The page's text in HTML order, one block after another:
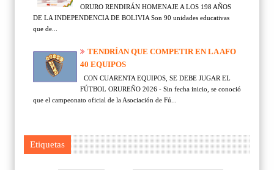
ORURO RENDIRÁN HOMENAJE A LOS 198 AÑOS
DE LA INDEPENDENCIA DE BOLIVIA Son 90 unidades educativas
que de...
TENDRÍAN QUE COMPETIR EN LA AFO
40 EQUIPOS
CON CUARENTA EQUIPOS, SE DEBE JUGAR EL
FÚTBOL ORUREÑO 2026 - Sin fecha inicio, se conoció
que el campeonato oficial de la Asociación de Fú...
Etiquetas